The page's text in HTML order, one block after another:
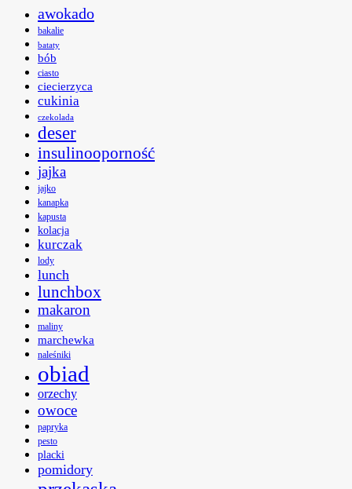
awokado
bakalie
bataty
bób
ciasto
ciecierzyca
cukinia
czekolada
deser
insulinooporność
jajka
jajko
kanapka
kapusta
kolacja
kurczak
lody
lunch
lunchbox
makaron
maliny
marchewka
naleśniki
obiad
orzechy
owoce
papryka
pesto
placki
pomidory